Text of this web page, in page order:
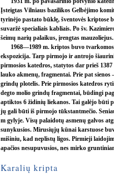
Įsteigtas Vilniaus bazilikos Gelbėjimo
tyrinėjo pastato būklę, šventovės kriptose
suvaržė specialiais kabliais. Po šv.
šeimų narių palaikus, įrengtas mauzoliejus.
1968—1989 m. kriptos buvo
ekspozicija. Tarp pirmojo ir antrojo
pirmosios katedros, statytos dar prieš
lauko akmenų, fragmentai. Prie pat
grindų plotelis. Prie pirmosios katedros
degto molio grindų fragmentai, būdingi
aptiktos 6 židinių liekanos. Tai galėjo būti
jų gali būti iš pirmojo tūkstantmečio.
m gylyje. Visų palaidotų asmenų galvos
sunykusios. Mirusiųjų kūnai karstuose
mišiniu, kad neplistų ligos. Pirmieji
apačios nesupuvusios, nes mirko
Karalių kripta